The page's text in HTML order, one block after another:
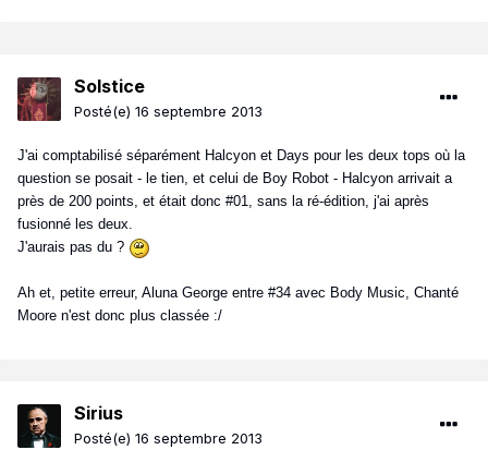
Solstice
Posté(e) 16 septembre 2013
J'ai comptabilisé séparément Halcyon et Days pour les deux tops où la
question se posait - le tien, et celui de Boy Robot - Halcyon arrivait a
près de 200 points, et était donc #01, sans la ré-édition, j'ai après
fusionné les deux.
J'aurais pas du ?
Ah et, petite erreur, Aluna George entre #34 avec Body Music, Chanté
Moore n'est donc plus classée :/
Sirius
Posté(e) 16 septembre 2013